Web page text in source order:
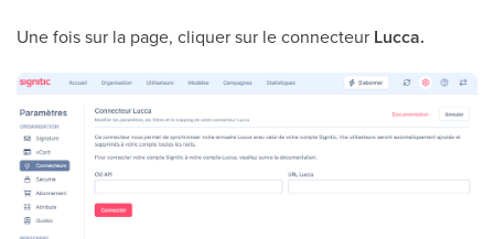
Une fois sur la page, cliquer sur le connecteur Lucca.